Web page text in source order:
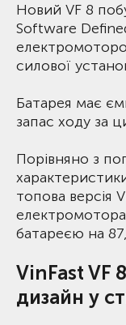
Новий VF 8
Software
силової
Батарея має
запас ходу за
Порівняно з
топова версія
батареєю на
VinFast VF
дизайн у